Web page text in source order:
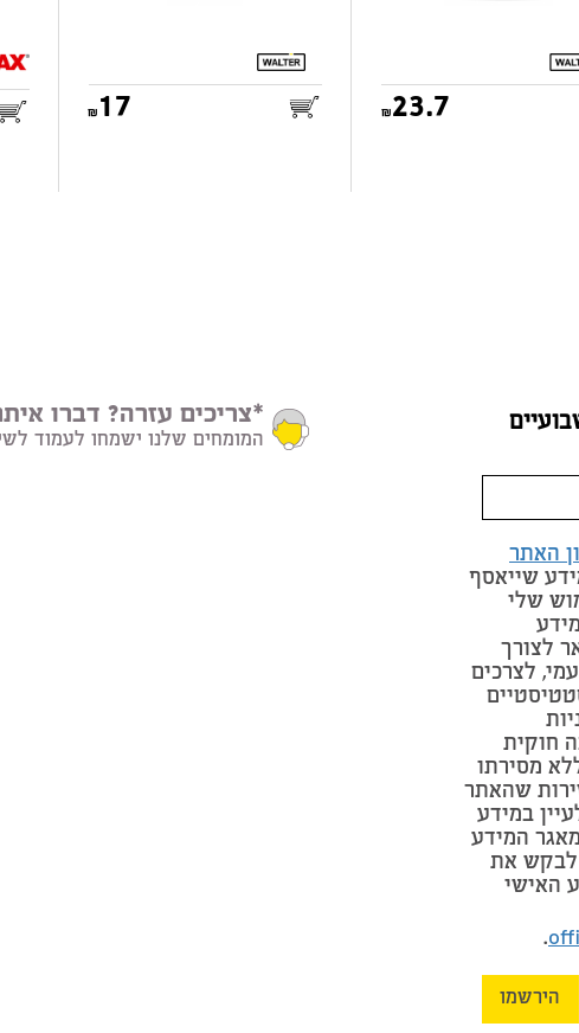
23.7
17
האתר
שייאסף
שלי
לצורך
לצרכים
חוקית
מסירתו
שהאתר
במידע
המידע
לבקש את
האישי
.
הירשמו
*צריכים עזרה? דברו
המומחים שלנו ישמחו לעמוד